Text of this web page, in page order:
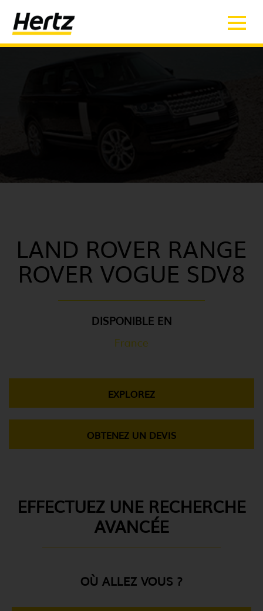
LAND ROVER RANGE
ROVER VOGUE SDV8
DISPONIBLE EN
France
EXPLOREZ
OBTENEZ UN DEVIS
EFFECTUEZ UNE RECHERCHE
AVANCÉE
OÙ ALLEZ VOUS ?